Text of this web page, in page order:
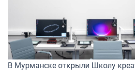
В Мурманске открыли Школу